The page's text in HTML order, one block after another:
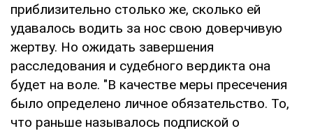
приблизительно столько же, сколько ей
удавалось водить за нос свою доверчивую
жертву. Но ожидать завершения
расследования и судебного вердикта она
будет на воле. "В качестве меры пресечения
было определено личное обязательство. То,
что раньше называлось подпиской о